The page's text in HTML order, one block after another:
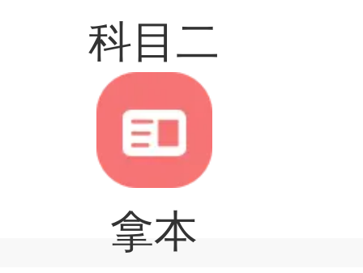
科目二
拿本